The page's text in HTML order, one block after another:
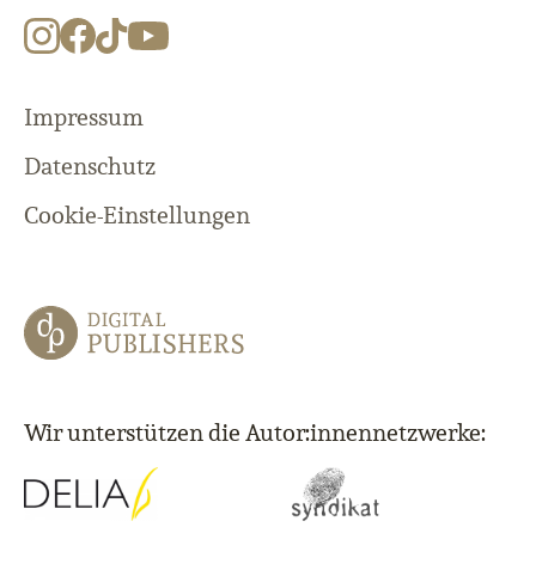
Impressum
Datenschutz
Cookie-Einstellungen
Wir unterstützen die Autor:innennetzwerke: